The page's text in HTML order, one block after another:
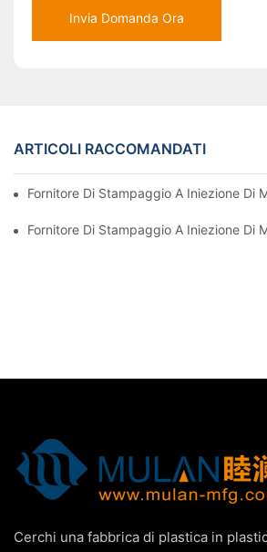
Invia Domanda Ora
ARTICOLI RACCOMANDATI
Fornitore Di Stampaggio A Iniezione Di
Fornitore Di Stampaggio A Iniezione Di
Cerchi una fabbrica di plastica in